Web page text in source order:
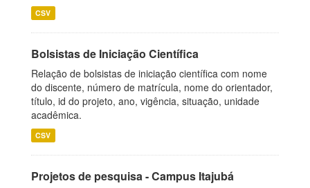
CSV
Bolsistas de Iniciação Científica
Relação de bolsistas de iniciação científica com nome
do discente, número de matrícula, nome do orientador,
título, id do projeto, ano, vigência, situação, unidade
acadêmica.
CSV
Projetos de pesquisa - Campus Itajubá